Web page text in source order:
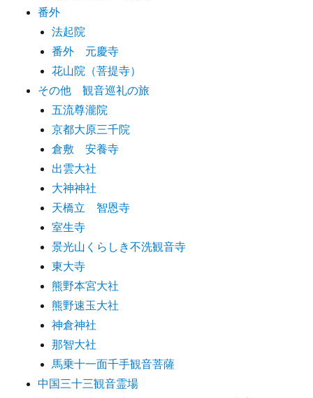
番外
法起院
番外 元慶寺
花山院（菩提寺）
その他 観音巡礼の旅
五流尊瀧院
京都大原三千院
倉敷 安養寺
出雲大社
大神神社
天橋立 智恩寺
室生寺
景光山くらしき不洗観音寺
東大寺
熊野本宮大社
熊野速玉大社
神倉神社
那智大社
馬乗十一面千手観音菩薩
中国三十三観音霊場